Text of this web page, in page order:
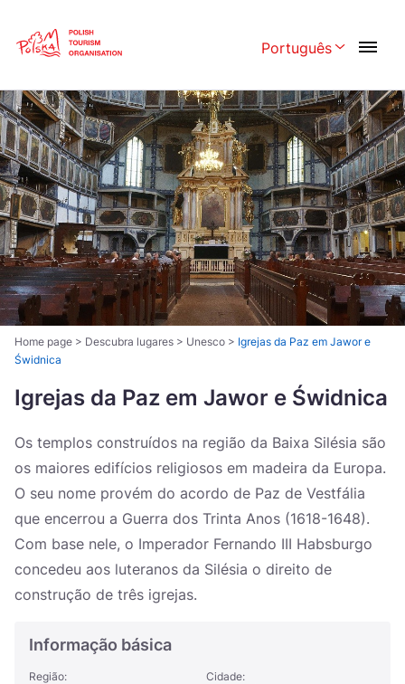
Português
Polski English
Česká 中国
Dansk Deutschland
Español Français
Italiano Magyar
Nederlands 日本語
Português Norsk
Україна
Zamknij
Home page > Descubra lugares > Unesco > Igrejas da Paz em Jawor e
Świdnica
Igrejas da Paz em Jawor e Świdnica
Os templos construídos na região da Baixa Silésia são
os maiores edifícios religiosos em madeira da Europa.
O seu nome provém do acordo de Paz de Vestfália
que encerrou a Guerra dos Trinta Anos (1618-1648).
Com base nele, o Imperador Fernando III Habsburgo
concedeu aos luteranos da Silésia o direito de
construção de três igrejas.
Informação básica
Região: Cidade: